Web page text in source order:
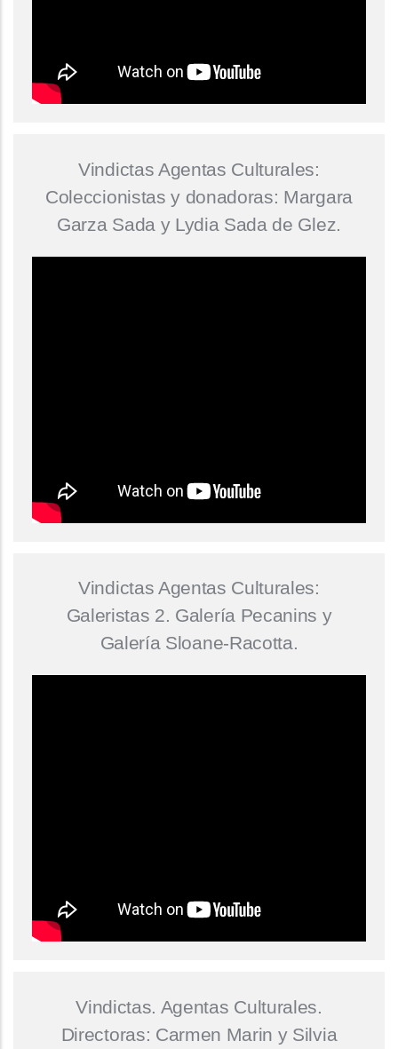
Vindictas Agentas Culturales:
Coleccionistas y donadoras: Margara
Garza Sada y Lydia Sada de Glez.
Vindictas Agentas Culturales:
Galeristas 2. Galería Pecanins y
Galería Sloane-Racotta.
Vindictas. Agentas Culturales.
Directoras: Carmen Marin y Silvia